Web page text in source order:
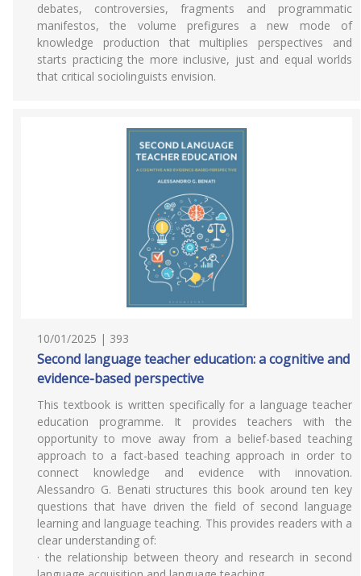
debates, controversies, fragments and programmatic
manifestos, the volume prefigures a new mode of
knowledge production that multiplies perspectives and
starts practicing the more inclusive, just and equal worlds
that critical sociolinguists envision.
10/01/2025 | 393
Second language teacher education: a cognitive and
evidence-based perspective
This textbook is written specifically for a language teacher
education programme. It provides teachers with the
opportunity to move away from a belief-based teaching
approach to a fact-based teaching approach in order to
connect knowledge and evidence with innovation.
Alessandro G. Benati structures this book around ten key
questions that have driven the field of second language
learning and language teaching. This provides readers with a
clear understanding of:
· the relationship between theory and research in second